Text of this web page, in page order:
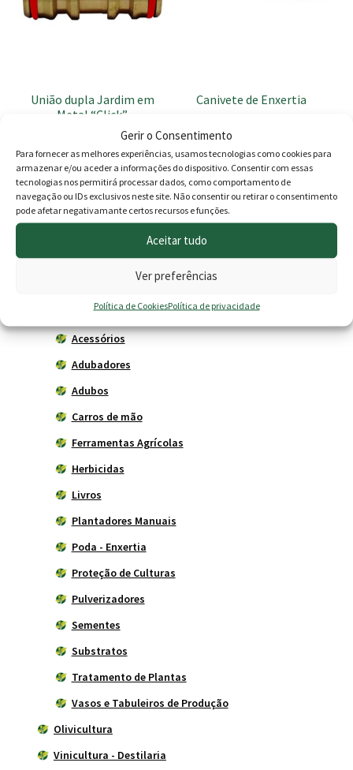
Gerir o Consentimento
Para fornecer as melhores experiências, usamos tecnologias como cookies para
armazenar e/ou aceder a informações do dispositivo. Consentir com essas
tecnologias nos permitirá processar dados, como comportamento de
navegação ou IDs exclusivos neste site. Não consentir ou retirar o consentimento
pode afetar negativamante certos recursos e funções.
Aceitar tudo
Ver preferências
Política de CookiesPolítica de privacidade
União dupla Jardim em
Metal “Click”
Adicionar
Canivete de Enxertia
9.00
preço
original
era:
preço
atual
é:
7.90 €.
Adicionar
Acessórios
Adubadores
Adubos
Carros de mão
Ferramentas Agrícolas
Herbicidas
Livros
Plantadores Manuais
Poda - Enxertia
Proteção de Culturas
Pulverizadores
Sementes
Substratos
Tratamento de Plantas
Vasos e Tabuleiros de Produção
Olivicultura
Vinicultura - Destilaria